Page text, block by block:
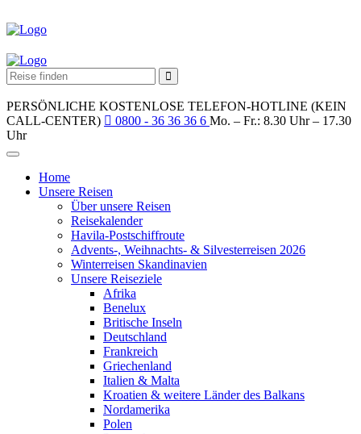
PERSÖNLICHE KOSTENLOSE TELEFON-HOTLINE (KEIN
CALL-CENTER)
0800 - 36 36 36 6 Mo. – Fr.: 8.30 Uhr – 17.30
Uhr
Home
Unsere Reisen
Über unsere Reisen
Reisekalender
Havila-Postschiffroute
Advents-, Weihnachts- & Silvesterreisen 2026
Winterreisen Skandinavien
Unsere Reiseziele
Afrika
Benelux
Britische Inseln
Deutschland
Frankreich
Griechenland
Italien & Malta
Kroatien & weitere Länder des Balkans
Nordamerika
Polen